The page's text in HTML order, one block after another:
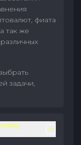
фиата
так же
задачи,